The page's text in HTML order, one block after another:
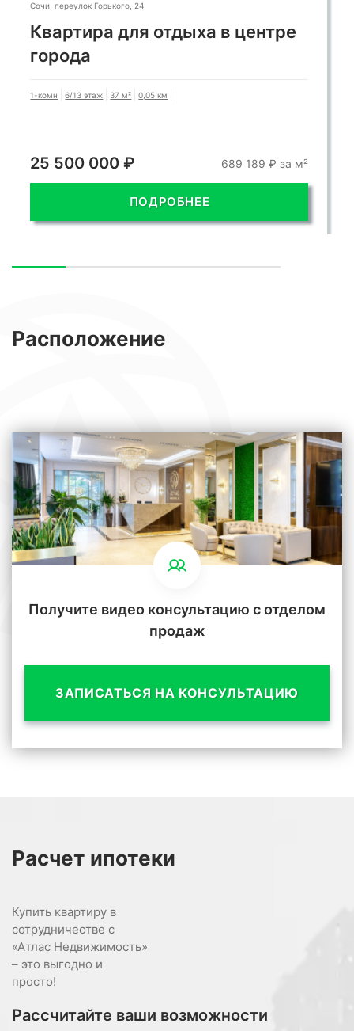
Сочи, переулок Горького, 24
Квартира для отдыха в центре
города
1-комн 6/13 этаж 37 м² 0,05 км
25 500 000 ₽ 689 189 ₽ за м²
ПОДРОБНЕЕ
Расположение
Получите видео консультацию с отделом
продаж
ЗАПИСАТЬСЯ НА КОНСУЛЬТАЦИЮ
Расчет ипотеки
Купить квартиру в
сотрудничестве с
«Атлас Недвижимость»
– это выгодно и
просто!
Рассчитайте ваши возможности